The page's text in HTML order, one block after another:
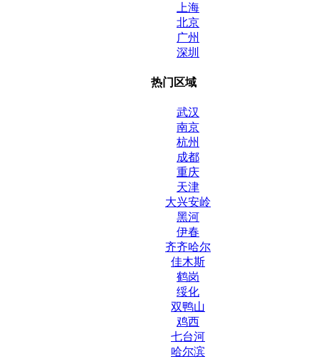
上海
北京
广州
深圳
热门区域
武汉
南京
杭州
成都
重庆
天津
大兴安岭
黑河
伊春
齐齐哈尔
佳木斯
鹤岗
绥化
双鸭山
鸡西
七台河
哈尔滨